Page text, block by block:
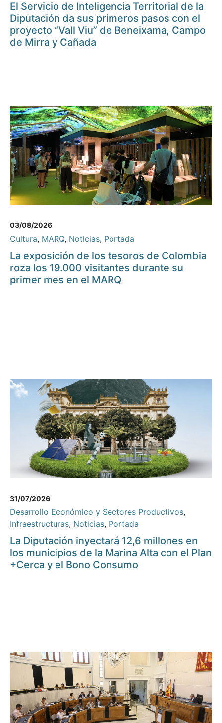
El Servicio de Inteligencia Territorial de la
Diputación da sus primeros pasos con el
proyecto “Vall Viu” de Beneixama, Campo
de Mirra y Cañada
03/08/2026
Cultura, MARQ, Noticias, Portada
La exposición de los tesoros de Colombia
roza los 19.000 visitantes durante su
primer mes en el MARQ
31/07/2026
Desarrollo Económico y Sectores Productivos,
Infraestructuras, Noticias, Portada
La Diputación inyectará 12,6 millones en
los municipios de la Marina Alta con el Plan
+Cerca y el Bono Consumo